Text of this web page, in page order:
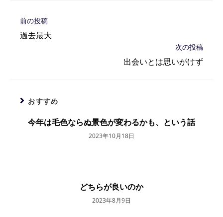
そ
の
他
む
前の投稿
過去最大
次の投稿
出会いとは思いがけず
おすすめ
今年は毛色ならぬ景色が変わるかも、という話
2023年10月18日
どちらが良いのか
2023年8月9日